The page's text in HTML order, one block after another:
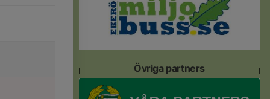
Övriga partners